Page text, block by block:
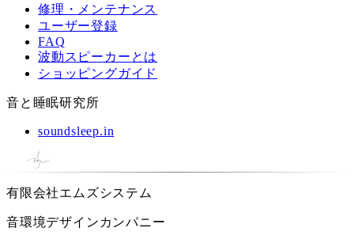
修理・メンテナンス
ユーザー登録
FAQ
波動スピーカーとは
ショッピングガイド
音と睡眠研究所
soundsleep.in
有限会社エムズシステム
音環境デザインカンパニー